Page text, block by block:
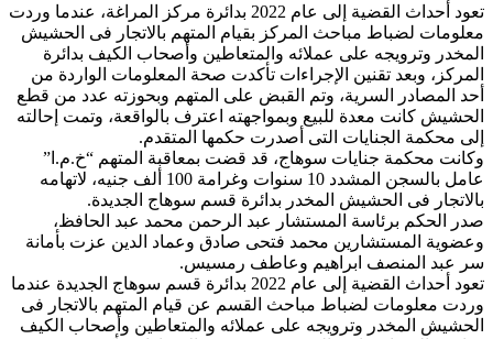
تعود أحداث القضية إلى عام 2022 بدائرة مركز المراغة، عندما وردت
معلومات لضباط مباحث المركز بقيام المتهم بالاتجار فى الحشيش
المخدر وترويجه على عملائه والمتعاطين وأصحاب الكيف بدائرة
المركز، وبعد تقنين الإجراءات تأكدت صحة المعلومات الواردة من
أحد المصادر السرية، وتم القبض على المتهم وبحوزته عدد من قطع
الحشيش كانت معدة للبيع وبمواجهته اعترف بالواقعة، وتمت إحالته
إلى محكمة الجنايات التى أصدرت حكمها المتقدم.
وكانت محكمة جنايات سوهاج، قد قضت بمعاقبة المتهم “خ.م.ا”
عامل بالسجن المشدد 10 سنوات وغرامة 100 ألف جنيه، لاتهامه
بالاتجار فى الحشيش المخدر بدائرة قسم سوهاج الجديدة.
صدر الحكم برئاسة المستشار عبد الرحمن محمد عبد الحافظ،
وعضوية المستشارين محمد فتحى صادق وعماد الدين عزت بأمانة
سر عبد المنصف ابراهيم وعاطف رمسيس.
تعود أحداث القضية إلى عام 2022 بدائرة قسم سوهاج الجديدة عندما
وردت معلومات لضباط مباحث القسم عن قيام المتهم بالاتجار فى
الحشيش المخدر وترويجه على عملائه والمتعاطين وأصحاب الكيف